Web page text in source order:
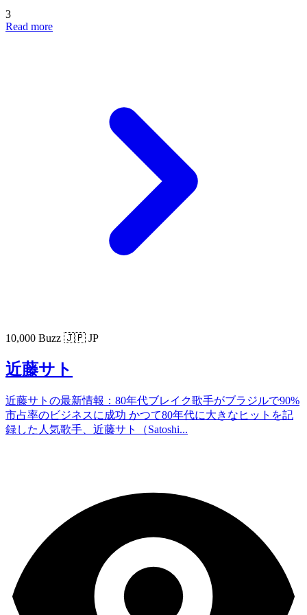
3
Read more
10,000 Buzz 🇯🇵 JP
近藤サト
近藤サトの最新情報：80年代ブレイク歌手がブラジルで90%
市占率のビジネスに成功 かつて80年代に大きなヒットを記
録した人気歌手、近藤サト（Satoshi...